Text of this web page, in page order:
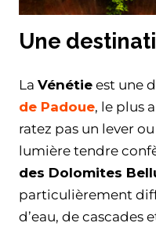
Une
La Vénétie est une
de Padoue, le plus
ratez pas un lever
lumière tendre
des Dolomites
particulièrement
d’eau, de cascades